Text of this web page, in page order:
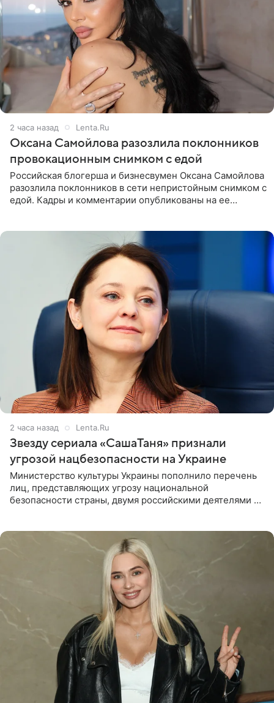
2 часа назад Lenta.Ru
Оксана Самойлова разозлила поклонников
провокационным снимком с едой
Российская блогерша и бизнесвумен Оксана Самойлова
разозлила поклонников в сети непристойным снимком с
едой. Кадры и комментарии опубликованы на ее
2 часа назад Lenta.Ru
Звезду сериала «СашаТаня» признали
угрозой нацбезопасности на Украине
Министерство культуры Украины пополнило перечень
лиц, представляющих угрозу национальной
безопасности страны, двумя российскими деятелями —